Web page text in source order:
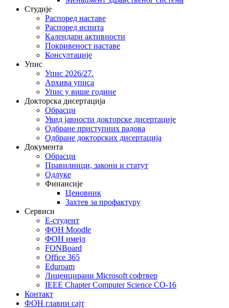
Студије
Распоред наставе
Распоред испита
Календари активности
Покривеност наставе
Консултације
Упис
Упис 2026/27.
Архива уписа
Упис у више године
Докторска дисертација
Обрасци
Увид јавности докторске дисертације
Одбране приступних радова
Одбране докторских дисертација
Документа
Обрасци
Правилници, закони и статут
Одлуке
Финансије
Ценовник
Захтев за профактуру
Сервиси
Е-студент
ФОН Moodle
ФОН имејл
FONBoard
Office 365
Eduroam
Лиценцирани Microsoft софтвер
IEEE Chapter Computer Science CO-16
Контакт
ФОН главни сајт